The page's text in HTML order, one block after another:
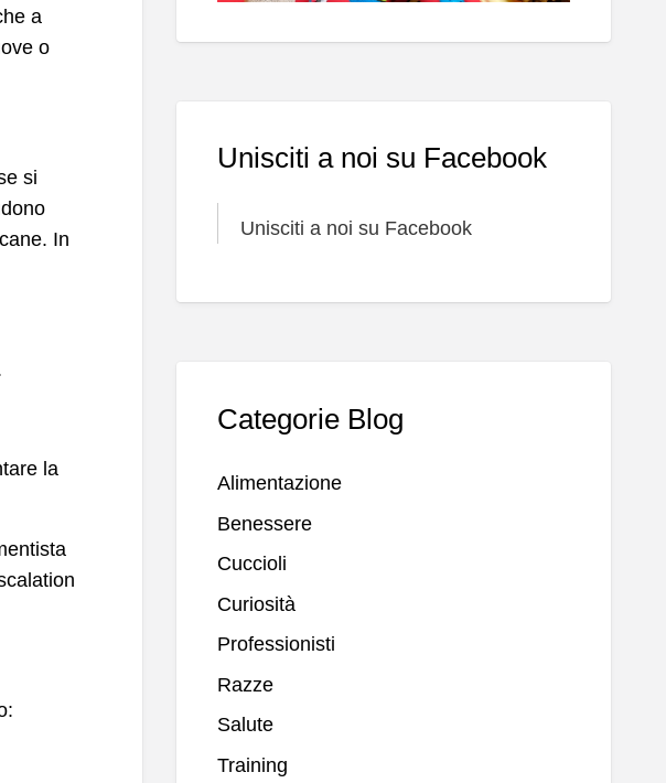
a
o
si
In
la
Unisciti a noi su Facebook
Unisciti a noi su Facebook
Categorie Blog
Alimentazione
Benessere
Cuccioli
Curiosità
Professionisti
Razze
Salute
Training